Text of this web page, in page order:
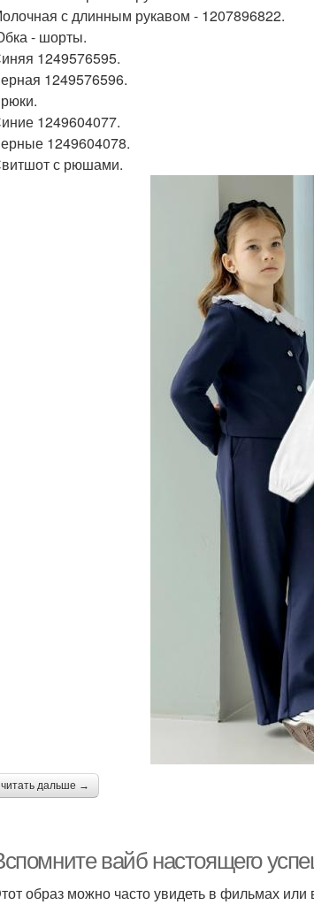
с длинным рукавом - 1207896822.
- шорты.
1249576595.
1249576596.
1249604077.
1249604078.
с рюшами.
читать дальше →
вайб настоящего
образ можно часто увидеть в фильмах